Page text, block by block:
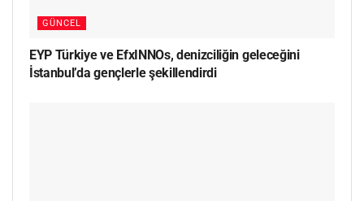
GÜNCEL
EYP Türkiye ve EfxINNOs, denizciliğin geleceğini
İstanbul’da gençlerle şekillendirdi